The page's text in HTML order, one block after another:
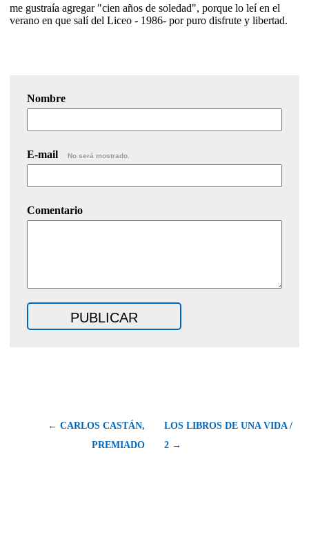
me gustraía agregar "cien años de soledad", porque lo leí en el
verano en que salí del Liceo - 1986- por puro disfrute y libertad.
Nombre
E-mail No será mostrado.
Comentario
← CARLOS CASTÁN,
PREMIADO
LOS LIBROS DE UNA VIDA /
2 →